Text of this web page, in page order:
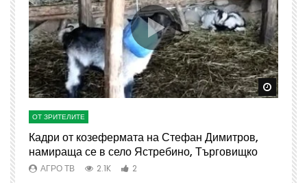
Watch Later Watch
ОТ ЗРИТЕЛИТЕ
Кадри от козефермата на Стефан Димитров,
намираща се в село Ястребино, Търговищко
АГРО ТВ 2.1K 2